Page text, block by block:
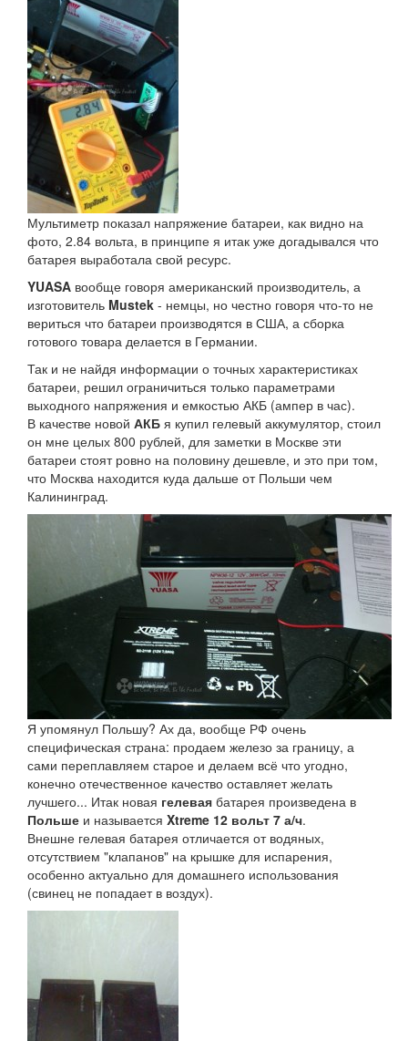
Мультиметр показал напряжение батареи, как видно на
фото, 2.84 вольта, в принципе я итак уже догадывался что
батарея выработала свой ресурс.
YUASA вообще говоря американский производитель, а
изготовитель Mustek - немцы, но честно говоря что-то не
вериться что батареи производятся в США, а сборка
готового товара делается в Германии.
Так и не найдя информации о точных характеристиках
батареи, решил ограничиться только параметрами
выходного напряжения и емкостью АКБ (ампер в час).
В качестве новой АКБ я купил гелевый аккумулятор, стоил
он мне целых 800 рублей, для заметки в Москве эти
батареи стоят ровно на половину дешевле, и это при том,
что Москва находится куда дальше от Польши чем
Калининград.
Я упомянул Польшу? Ах да, вообще РФ очень
специфическая страна: продаем железо за границу, а
сами переплавляем старое и делаем всё что угодно,
конечно отечественное качество оставляет желать
лучшего... Итак новая гелевая батарея произведена в
Польше и называется Xtreme 12 вольт 7 а/ч.
Внешне гелевая батарея отличается от водяных,
отсутствием "клапанов" на крышке для испарения,
особенно актуально для домашнего использования
(свинец не попадает в воздух).